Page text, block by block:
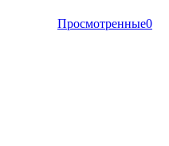
Просмотренные0